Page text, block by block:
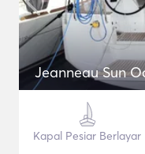
Jeanneau Sun
Kapal Pesiar Berlayar